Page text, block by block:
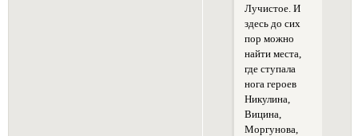
Лучистое. И
здесь до сих
пор можно
найти места,
где ступала
нога героев
Никулина,
Вицина,
Моргунова,